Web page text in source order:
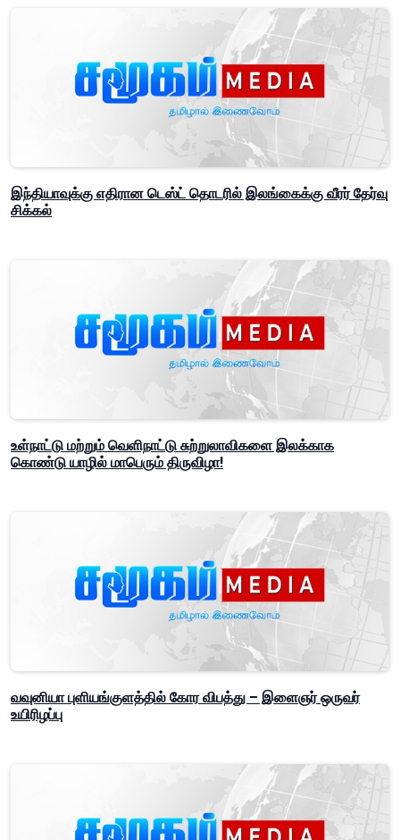
இந்தியாவுக்கு எதிரான டெஸ்ட் தொடரில் இலங்கைக்கு வீரர் தேர்வு
சிக்கல்
உள்நாட்டு மற்றும் வெளிநாட்டு சுற்றுலாவிகளை இலக்காக
கொண்டு யாழில் மாபெரும் திருவிழா!
வவுனியா புளியங்குளத்தில் கோர விபத்து – இளைஞர் ஒருவர்
உயிரிழப்பு